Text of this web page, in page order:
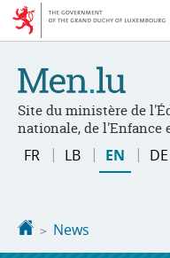
Go
Go
Site du ministère de
nationale, de l'Enfance
Changer
FR LB EN DE
Homepage
News